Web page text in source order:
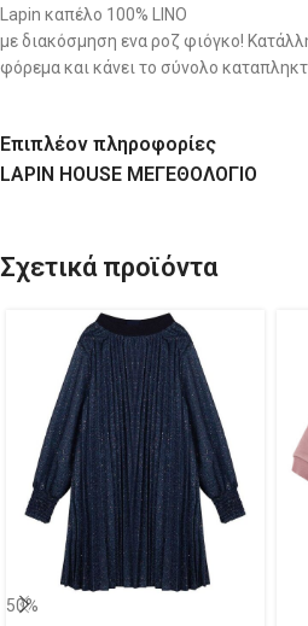
Lapin καπέλο 100% LINO
με διακόσμηση ενα ροζ φιόγκο!
φόρεμα και κάνει το σύνολο
Επιπλέον πληροφορίες
LAPIN HOUSE ΜΕΓΕΘΟΛΟΓΙΟ
Σχετικά προϊόντα
50%